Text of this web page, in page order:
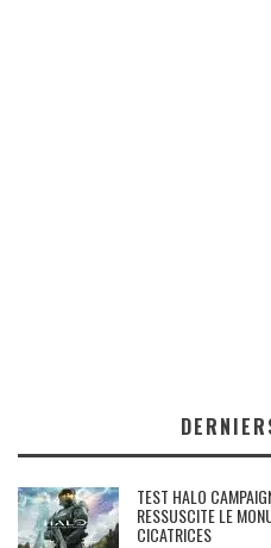
TEST HALO
RESSUSCITE LE
CICATRICES